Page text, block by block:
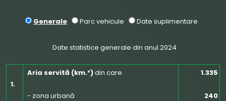
Generale Parc vehicule Date suplimentare
Date statistice generale din anul 2024
1.
Aria servită (km.²)din care
- zona urbană
1.335
240